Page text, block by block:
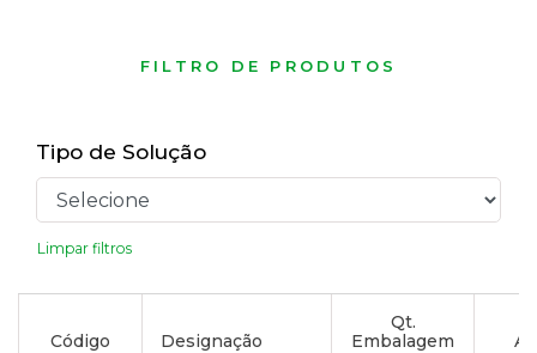
FILTRO DE PRODUTOS
Tipo de Solução
Limpar filtros
Código Designação
Qt.
Embalagem